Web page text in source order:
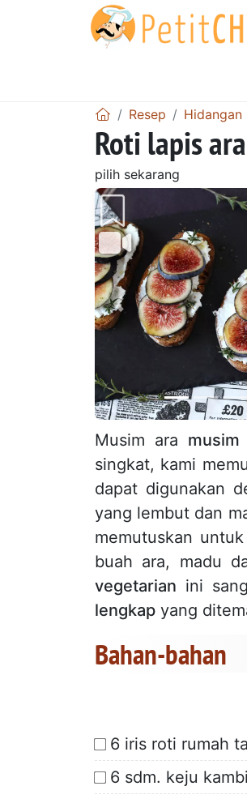
Resep Hidangan
Roti lapis
pilih sekarang
Sebelumnya
Musim ara musim
singkat, kami
dapat digunakan
yang lembut dan
memutuskan
buah ara, madu
vegetarian ini
lengkap yang
Bahan-bahan
6 iris roti rumah
6 sdm. keju